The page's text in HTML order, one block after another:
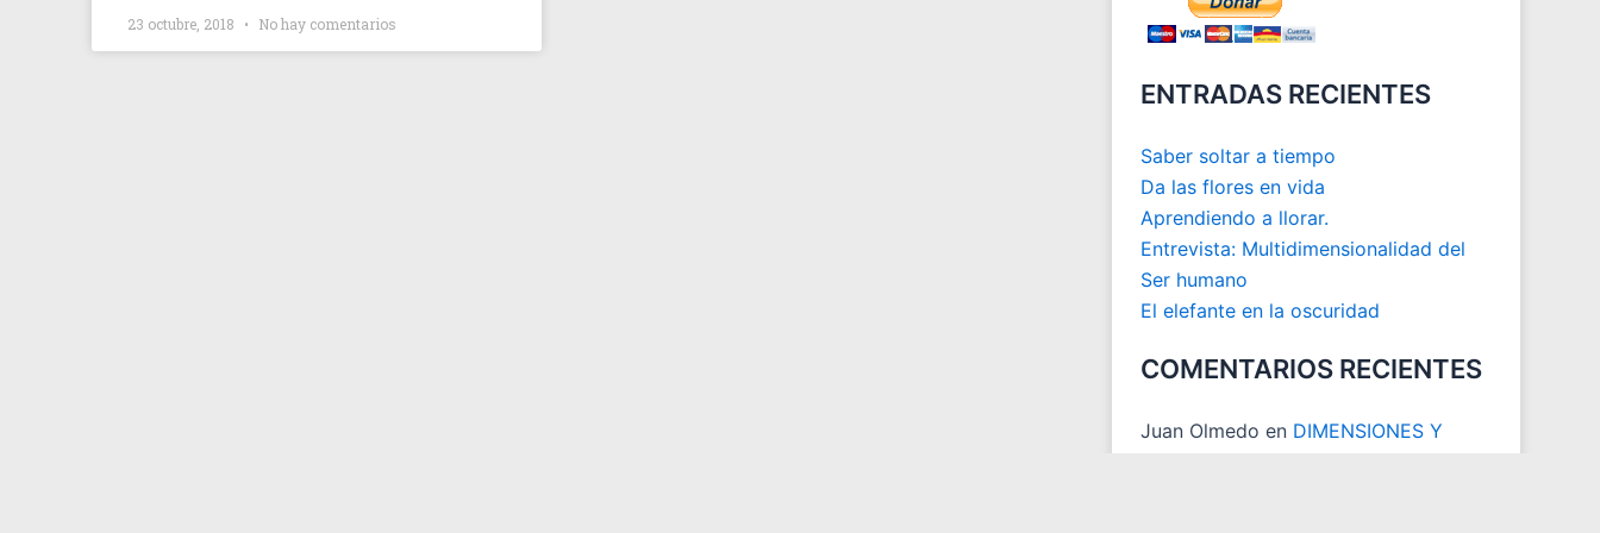
23 octubre, 2018 No hay comentarios
ENTRADAS RECIENTES
Saber soltar a tiempo
Da las flores en vida
Aprendiendo a llorar.
Entrevista: Multidimensionalidad del
Ser humano
El elefante en la oscuridad
COMENTARIOS RECIENTES
Juan Olmedo en DIMENSIONES Y